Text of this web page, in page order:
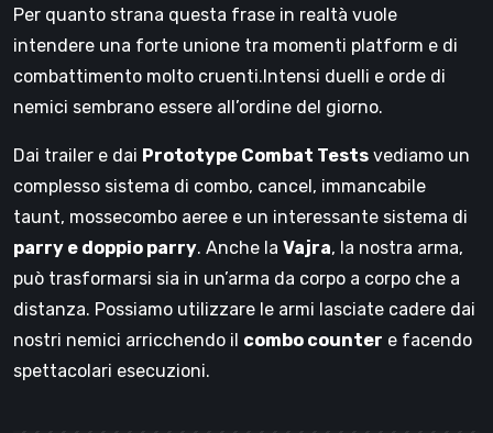
Per quanto strana questa frase in realtà vuole
intendere una forte unione tra momenti platform e di
combattimento molto cruenti.Intensi duelli e orde di
nemici sembrano essere all’ordine del giorno.
Dai trailer e dai Prototype Combat Tests vediamo un
complesso sistema di combo, cancel, immancabile
taunt, mossecombo aeree e un interessante sistema di
parry e doppio parry. Anche la Vajra, la nostra arma,
può trasformarsi sia in un’arma da corpo a corpo che a
distanza. Possiamo utilizzare le armi lasciate cadere dai
nostri nemici arricchendo il combo counter e facendo
spettacolari esecuzioni.